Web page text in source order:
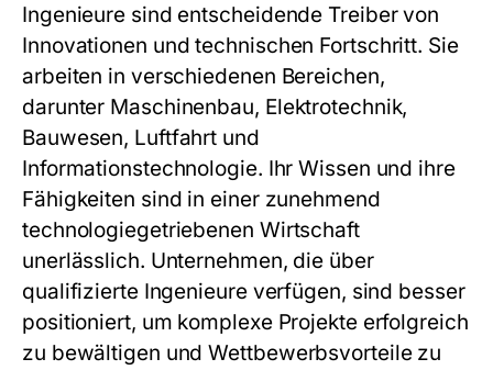
Ingenieure sind entscheidende Treiber von
Innovationen und technischen Fortschritt. Sie
arbeiten in verschiedenen Bereichen,
darunter Maschinenbau, Elektrotechnik,
Bauwesen, Luftfahrt und
Informationstechnologie. Ihr Wissen und ihre
Fähigkeiten sind in einer zunehmend
technologiegetriebenen Wirtschaft
unerlässlich. Unternehmen, die über
qualifizierte Ingenieure verfügen, sind besser
positioniert, um komplexe Projekte erfolgreich
zu bewältigen und Wettbewerbsvorteile zu